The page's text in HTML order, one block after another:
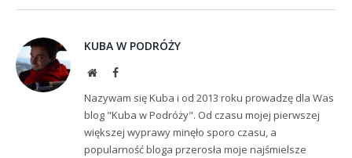
KUBA W PODRÓŻY
WebsiteFacebook
Nazywam się Kuba i od 2013 roku prowadzę dla Was
blog "Kuba w Podróży". Od czasu mojej pierwszej
większej wyprawy minęło sporo czasu, a
popularność bloga przerosła moje najśmielsze